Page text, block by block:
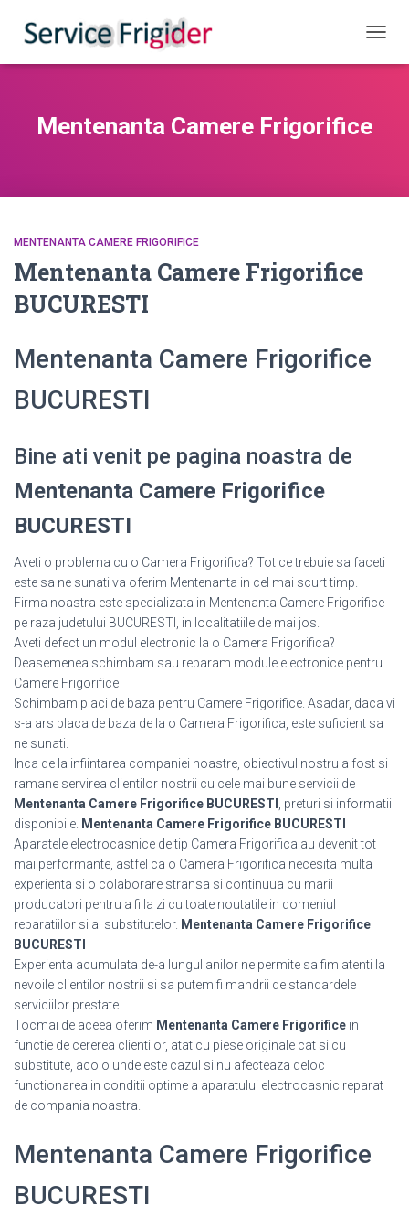
Mentenanta Camere Frigorifice
MENTENANTA CAMERE FRIGORIFICE
Mentenanta Camere Frigorifice
BUCURESTI
Mentenanta Camere Frigorifice
BUCURESTI
Bine ati venit pe pagina noastra de
Mentenanta Camere Frigorifice
BUCURESTI
Aveti o problema cu o Camera Frigorifica? Tot ce trebuie sa faceti
este sa ne sunati va oferim Mentenanta in cel mai scurt timp.
Firma noastra este specializata in Mentenanta Camere Frigorifice
pe raza judetului BUCURESTI, in localitatiile de mai jos.
Aveti defect un modul electronic la o Camera Frigorifica?
Deasemenea schimbam sau reparam module electronice pentru
Camere Frigorifice
Schimbam placi de baza pentru Camere Frigorifice. Asadar, daca vi
s-a ars placa de baza de la o Camera Frigorifica, este suficient sa
ne sunati.
Inca de la infiintarea companiei noastre, obiectivul nostru a fost si
ramane servirea clientilor nostrii cu cele mai bune servicii de
Mentenanta Camere Frigorifice BUCURESTI
, preturi si informatii
disponibile. Mentenanta Camere Frigorifice BUCURESTI
Aparatele electrocasnice de tip Camera Frigorifica au devenit tot
mai performante, astfel ca o Camera Frigorifica necesita multa
experienta si o colaborare stransa si continuua cu marii
producatori pentru a fi la zi cu toate noutatile in domeniul
reparatiilor si al substitutelor. Mentenanta Camere Frigorifice
BUCURESTI
Experienta acumulata de-a lungul anilor ne permite sa fim atenti la
nevoile clientilor nostrii si sa putem fi mandrii de standardele
serviciilor prestate.
Tocmai de aceea oferim Mentenanta Camere Frigorifice in
functie de cererea clientilor, atat cu piese originale cat si cu
substitute, acolo unde este cazul si nu afecteaza deloc
functionarea in conditii optime a aparatului electrocasnic reparat
de compania noastra.
Mentenanta Camere Frigorifice
BUCURESTI